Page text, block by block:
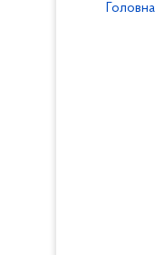
Головна